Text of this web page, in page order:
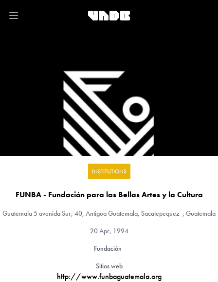
Open main menu
INSTITUTIONS
FUNBA - Fundación para las Bellas Artes y la Cultura
Guatemala5 avenida Sur, 40, Antigua Guatemala, Sacatepequez , Guatemala
20 Apr, 1994
Fundación
Sitios web
http://www.funbaguatemala.org